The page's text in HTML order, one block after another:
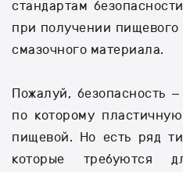
стандартам
при получении пищевого
смазочного материала.
Пожалуй, безопасность
по которому
пищевой. Но есть ряд
которые требуются